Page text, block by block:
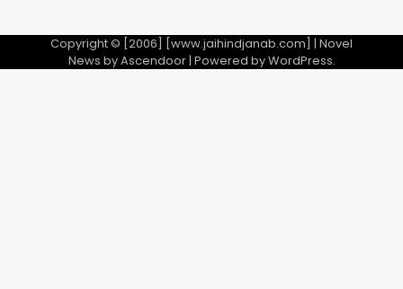
Copyright © [2006] [www.jaihindjanab.com] | Novel
News byAscendoor| Powered byWordPress.